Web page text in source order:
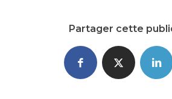
Partager cette